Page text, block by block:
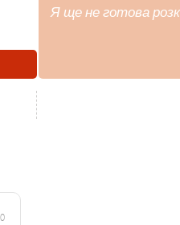
Я ще не готова
0